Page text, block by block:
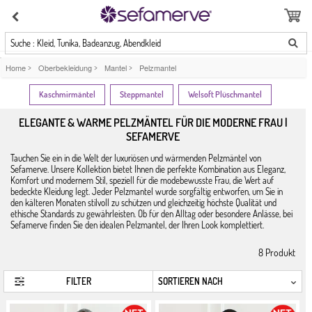
Suche : Kleid, Tunika, Badeanzug, Abendkleid
Home > Oberbekleidung > Mantel > Pelzmantel
Kaschmirmäntel Steppmantel Welsoft Plüschmantel
ELEGANTE & WARME PELZMÄNTEL FÜR DIE MODERNE FRAU |
SEFAMERVE
Tauchen Sie ein in die Welt der luxuriösen und wärmenden Pelzmäntel von
Sefamerve. Unsere Kollektion bietet Ihnen die perfekte Kombination aus Eleganz,
Komfort und modernem Stil, speziell für die modebewusste Frau, die Wert auf
bedeckte Kleidung legt. Jeder Pelzmantel wurde sorgfältig entworfen, um Sie in
den kälteren Monaten stilvoll zu schützen und gleichzeitig höchste Qualität und
ethische Standards zu gewährleisten. Ob für den Alltag oder besondere Anlässe, bei
Sefamerve finden Sie den idealen Pelzmantel, der Ihren Look komplettiert.
8 Produkt
FILTER